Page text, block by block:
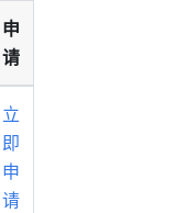
申
请
立
即
申
请